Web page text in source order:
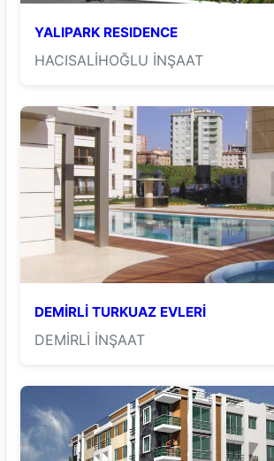
YALIPARK RESIDENCE
HACISALİHOĞLU İNŞAAT
DEMİRLİ TURKUAZ EVLERİ
DEMİRLİ İNŞAAT